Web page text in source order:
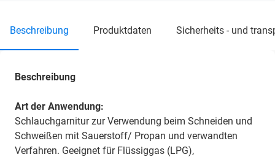
beschreibung produktdaten sicherheits - und
Beschreibung
Art der Anwendung:
Schlauchgarnitur zur Verwendung beim Schneiden und
Schweißen mit Sauerstoff/ Propan und verwandten
Verfahren. Geeignet für Flüssiggas (LPG),